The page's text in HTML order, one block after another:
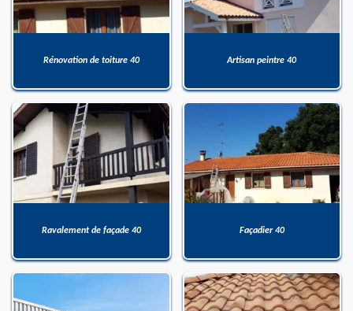
Rénovation de toiture 40 Artisan peintre 40
Ravalement de façade 40 Façadier 40